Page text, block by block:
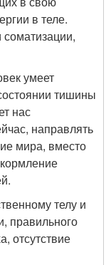
в теле.
умеет
тишины
нас
направлять
мира, вместо
телу и
правильного
отсутствие